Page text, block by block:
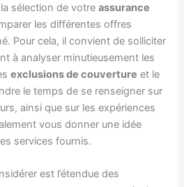
sélection de votreassurance
les différentes offres
Pour cela, il convient de solliciter
à analyser minutieusement les
exclusions de couverture et le
le temps de se renseigner sur
ainsi que sur les expériences
vous donner une idée
services fournis.
est l’étendue des